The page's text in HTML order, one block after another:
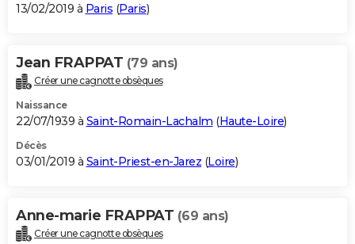
13/02/2019 à Paris (Paris)
Jean FRAPPAT (79 ans)
Créer une cagnotte obsèques
Naissance
22/07/1939 à Saint-Romain-Lachalm (Haute-Loire)
Décès
03/01/2019 à Saint-Priest-en-Jarez (Loire)
Anne-marie FRAPPAT (69 ans)
Créer une cagnotte obsèques